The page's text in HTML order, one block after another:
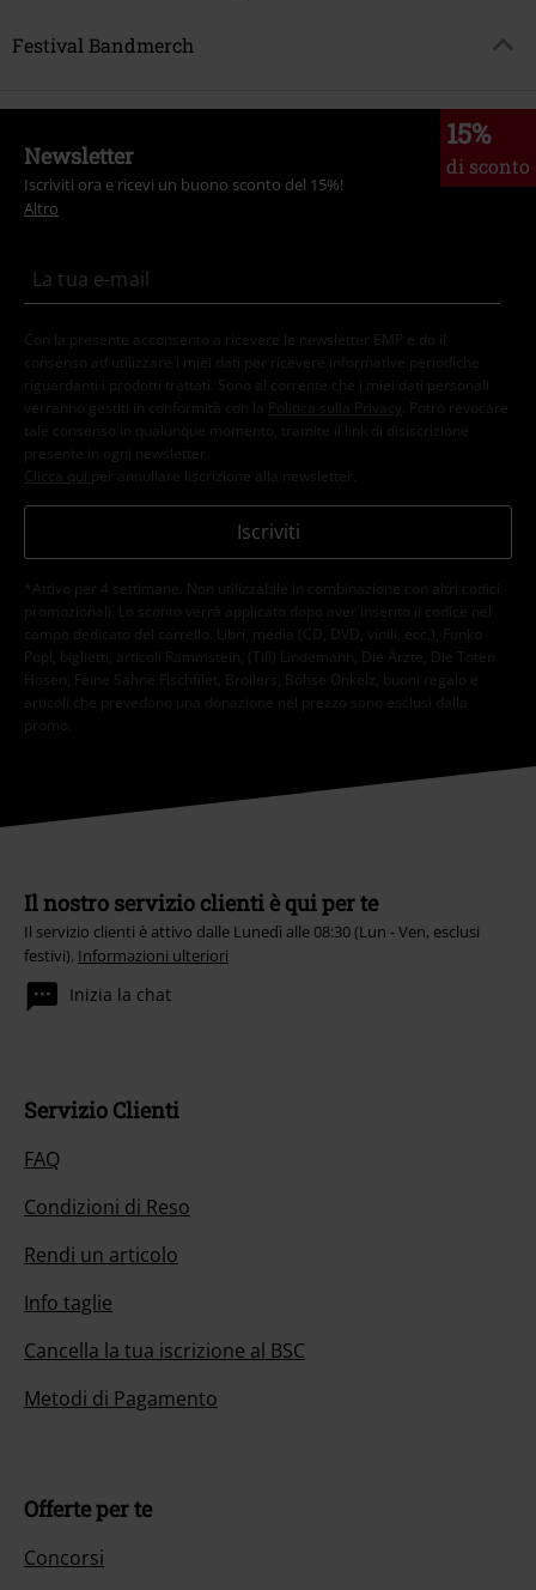
Festival Bandmerch
15%
di sconto
Newsletter
Iscriviti ora e ricevi un buono sconto del 15%!
Altro
Con la presente acconsento a ricevere le newsletter EMP e do il
consenso ad utilizzare i miei dati per ricevere informative periodiche
riguardanti i prodotti trattati. Sono al corrente che i miei dati personali
verranno gestiti in conformità con la
Politica sulla Privacy
. Potrò revocare
tale consenso in qualunque momento, tramite il link di disiscrizione
presente in ogni newsletter.
Clicca qui per annullare liscrizione alla newsletter.
Iscriviti
*Attivo per 4 settimane. Non utilizzabile in combinazione con altri codici
promozionali. Lo sconto verrà applicato dopo aver inserito il codice nel
campo dedicato del carrello. Libri, media (CD, DVD, vinili, ecc.), Funko
Pop!, biglietti, articoli Rammstein, (Till) Lindemann, Die Ärzte, Die Toten
Hosen, Feine Sahne Fischfilet, Broilers, Böhse Onkelz, buoni regalo e
articoli che prevedono una donazione nel prezzo sono esclusi dalla
promo.
Il nostro servizio clienti è qui per te
Il servizio clienti è attivo dalle Lunedì alle 08:30 (Lun - Ven, esclusi
festivi). Informazioni ulteriori
Inizia la chat
Servizio Clienti
FAQ
Condizioni di Reso
Rendi un articolo
Info taglie
Cancella la tua iscrizione al BSC
Metodi di Pagamento
Offerte per te
Concorsi